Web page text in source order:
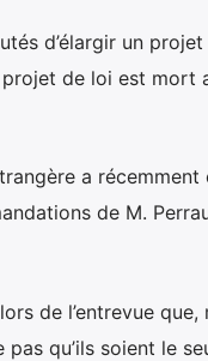
d’élargir un
de loi est mort
a
de M.
de l’entrevue que,
qu’ils soient le